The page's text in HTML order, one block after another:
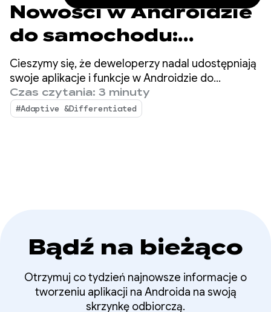
Nowości w Androidzie
do samochodu:
ujednolicenie platform
i udostępnienie funkcji
premium
Cieszymy się, że deweloperzy nadal udostępniają
swoje aplikacje i funkcje w Androidzie do
samochodu. W ciągu ostatniego roku
zaobserwowaliśmy dalszy dynamiczny rozwój
ekosystemu aplikacji w Androidzie Auto i
Czas czytania: 3 minuty
#Adaptive &Differentiated
Bądź na bieżąco
Otrzymuj co tydzień najnowsze informacje o
tworzeniu aplikacji na Androida na swoją
skrzynkę odbiorczą.